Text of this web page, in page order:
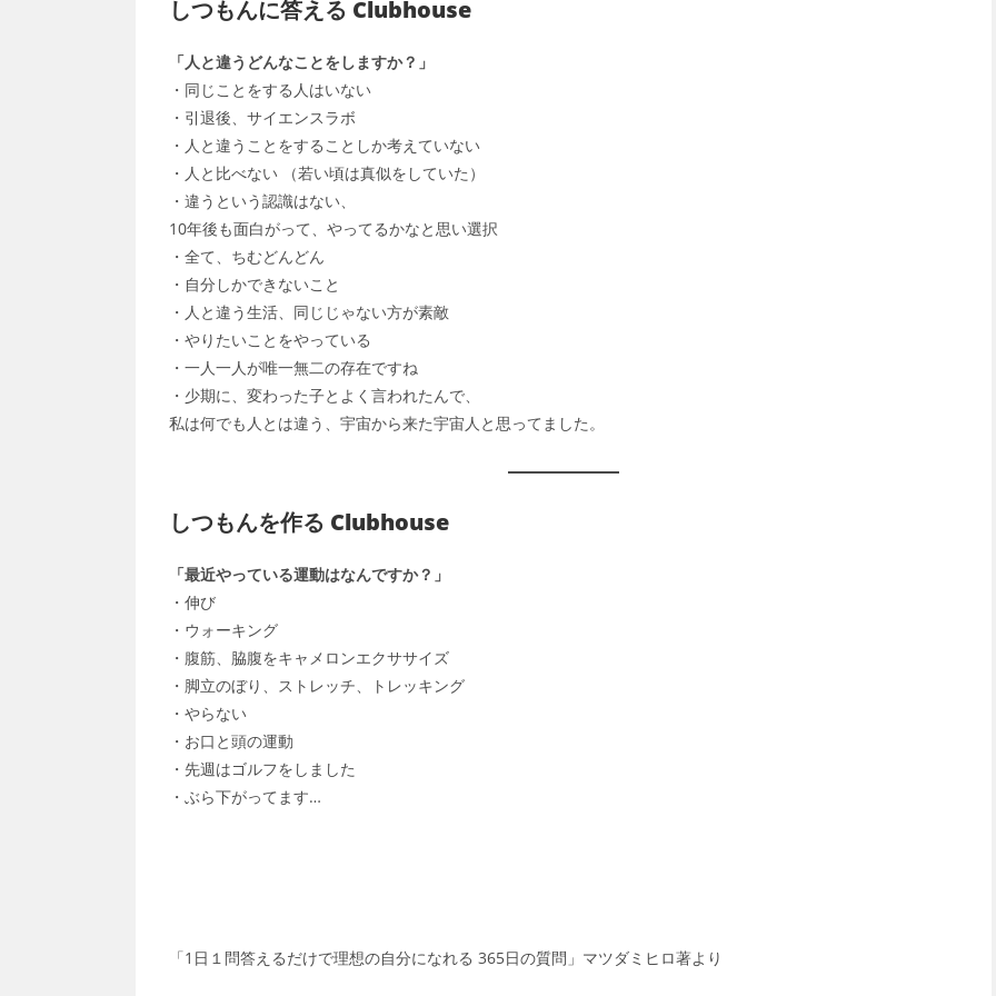
しつもんに答える Clubhouse
「人と違うどんなことをしますか？」
・同じことをする人はいない
・引退後、サイエンスラボ
・人と違うことをすることしか考えていない
・人と比べない （若い頃は真似をしていた）
・違うという認識はない、
10年後も面白がって、やってるかなと思い選択
・全て、ちむどんどん
・自分しかできないこと
・人と違う生活、同じじゃない方が素敵
・やりたいことをやっている
・一人一人が唯一無二の存在ですね
・少期に、変わった子とよく言われたんで、
私は何でも人とは違う、宇宙から来た宇宙人と思ってました。
しつもんを作る Clubhouse
「最近やっている運動はなんですか？」
・伸び
・ウォーキング
・腹筋、脇腹をキャメロンエクササイズ
・脚立のぼり、ストレッチ、トレッキング
・やらない
・お口と頭の運動
・先週はゴルフをしました
・ぶら下がってます…
「1日１問答えるだけで理想の自分になれる 365日の質問」マツダミヒロ著より